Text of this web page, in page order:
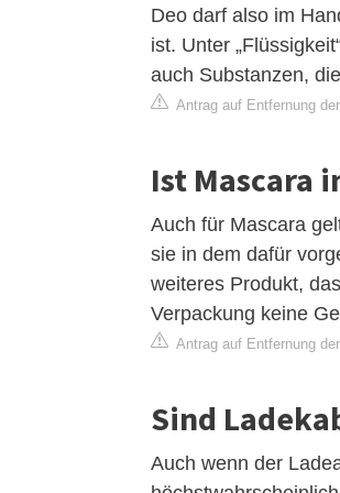
Deo darf also im
ist. Unter
auch Substanzen,
Antrag auf Entfernung
Ist Mascara
Auch für Mascara
sie in dem dafür
weiteres Produkt,
Verpackung keine
Antrag auf Entfernung
Sind
Auch wenn der